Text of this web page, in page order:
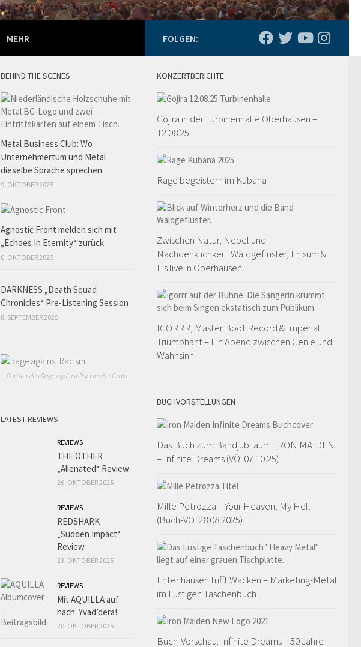
FOLGEN:
KONZERTBERICHTE
Gojira in der Turbinenhalle Oberhausen –
12.08.25
Rage begeistern im Kubana
Zwischen Natur, Nebel und
Nachdenklichkeit: Waldgeflüster, Enisum &
Eïs live in Oberhausen:
IGORRR, Master Boot Record & Imperial
Triumphant – Ein Abend zwischen Genie und
Wahnsinn
BUCHVORSTELLUNGEN
Das Buch zum Bandjubiläum: IRON MAIDEN
– Infinite Dreams (VÖ: 07.10.25)
Mille Petrozza – Your Heaven, My Hell
(Buch-VÖ: 28.08.2025)
Entenhausen trifft Wacken – Marketing-Metal
im Lustigen Taschenbuch
Buch-Vorschau: Infinite Dreams – 50 Jahre
MEHR
BEHIND THE SCENES
Metal Business Club: Wo
Unternehmertum und Metal
dieselbe Sprache sprechen
9. OKTOBER 2025
Agnostic Front melden sich mit
„Echoes In Eternity“ zurück
6. OKTOBER 2025
DARKNESS „Death Squad
Chronicles“ Pre-Listening Session
8. SEPTEMBER 2025
Partner des Rage against Racism Festivals
LATEST REVIEWS
REVIEWS
THE OTHER
„Alienated“ Review
26. OKTOBER 2025
REVIEWS
REDSHARK
„Sudden Impact“
Review
23. OKTOBER 2025
REVIEWS
Mit AQUILLA auf
nach Yvad’dera!
20. OKTOBER 2025